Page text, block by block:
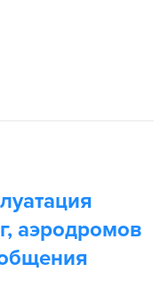
аэродромов